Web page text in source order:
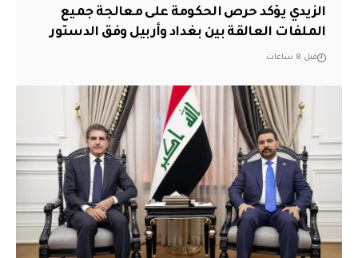
الزيدي يؤكد حرص الحكومة على معالجة جميع
الملفات العالقة بين بغداد وأربيل وفق الدستور
قبل 8 ساعات